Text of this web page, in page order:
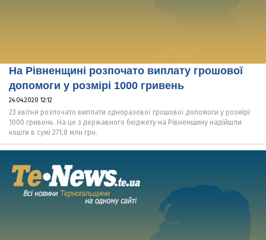
На Рівненщині розпочато виплату грошової
допомоги у розмірі 1000 гривень
24.04.2020 12:12
23 квітня розпочато виплати одноразової грошової допомоги у розмірі
1000 гривень. На це з державного бюджету на Рівненщину надійшли
кошти в сумі 271,8 млн грн.